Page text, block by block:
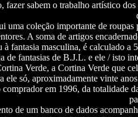
fazer sabem o trabalho artístico
uma coleção importante de roupas
A soma de artigos
à fantasia masculina, é calculado a
de fantasias de B.J.L. e ele / isto
Verde, a Cortina Verde que
ele só, aproximadamente vinte
em 1996, da totalidade
de um banco de dados